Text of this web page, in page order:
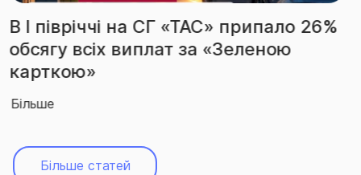
За підсумками І півріччя СГ «ТАС»
вчергове підтвердила звання
абсолютного лідера ринку
Більше
Більше статей